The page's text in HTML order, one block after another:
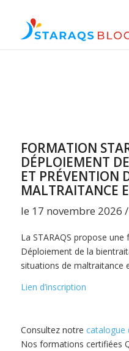
FORMATION
DÉPLOIEMENT
ET PRÉVENTION
MALTRAITANCE
le 17 novembre 2026 /
La STARAQS propose
Déploiement de la
situations de maltraitance
Lien d’inscription
Consultez notre catalogue
Nos formations certifiées